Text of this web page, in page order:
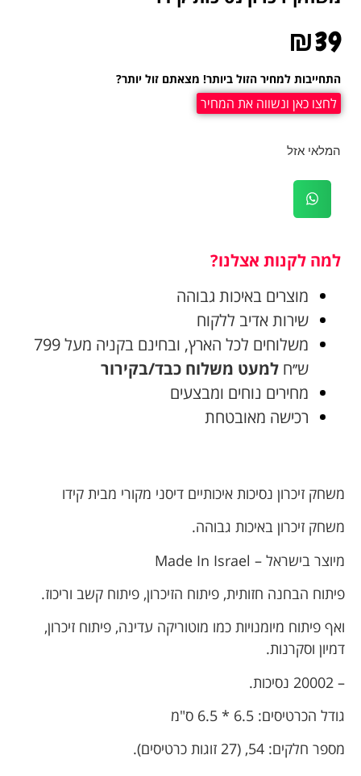
₪39
התחייבות למחיר הזול ביותר! מצאתם זול יותר?
לחצו כאן ונשווה את המחיר
המלאי אזל
למה לקנות אצלנו?
מוצרים באיכות גבוהה
שירות אדיב ללקוח
משלוחים לכל הארץ, ובחינם בקניה מעל 799
ש׳׳ח למעט משלוח כבד/בקירור
מחירים נוחים ומבצעים
רכישה מאובטחת
משחק זיכרון נסיכות איכותיים דיסני מקורי מבית קידו
משחק זיכרון באיכות גבוהה.
מיוצר בישראל – Made In Israel
פיתוח הבחנה חזותית, פיתוח הזיכרון, פיתוח קשב וריכוז.
ואף פיתוח מיומנויות כמו מוטוריקה עדינה, פיתוח זיכרון,
דמיון וסקרנות.
– 20002 נסיכות.
גודל הכרטיסים: 6.5 * 6.5 ס"מ
מספר חלקים: 54, (27 זוגות כרטיסים).